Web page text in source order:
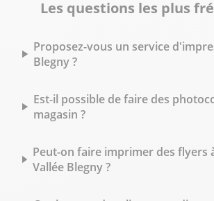
Les questions les plus
Proposez-vous un service
Blegny ?
Est-il possible de faire des
magasin ?
Peut-on faire imprimer des flyers
Vallée Blegny ?